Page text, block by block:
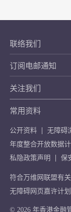
联络我们
订阅电邮通知
关注我们
常用资料
公开资料
无障碍
年度整合开放数据
私隐政策声明
保
符合万维网联盟有
无障碍网页嘉许计划
© 2026 年香港金融